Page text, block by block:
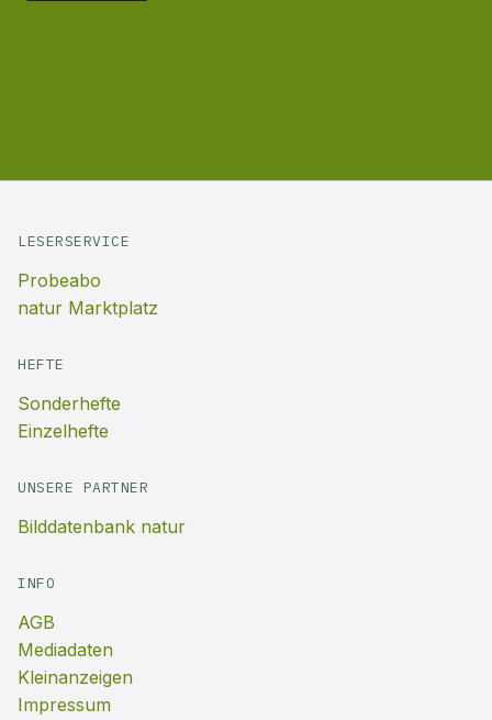
LESERSERVICE
Probeabo
natur Marktplatz
HEFTE
Sonderhefte
Einzelhefte
UNSERE PARTNER
Bilddatenbank natur
INFO
AGB
Mediadaten
Kleinanzeigen
Impressum